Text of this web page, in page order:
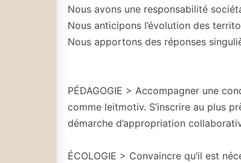
Nous avons une responsabilité
Nous anticipons l’évolution des
Nous apportons des réponses
PÉDAGOGIE > Accompagner une
comme leitmotiv. S’inscrire au plus
démarche d’appropriation
ÉCOLOGIE > Convaincre qu’il est